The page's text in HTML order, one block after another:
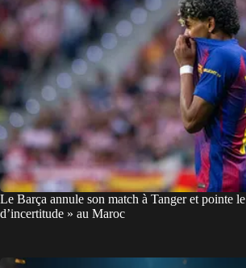
Le Barça annule son match à Tanger et pointe
d’incertitude » au Maroc